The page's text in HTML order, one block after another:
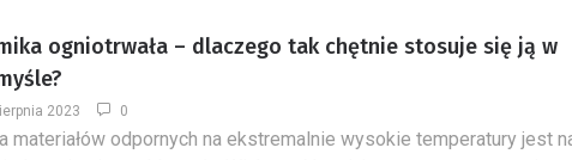
ogniotrwała – dlaczego tak chętnie stosuje się ją w
2023 0
materiałów odpornych na ekstremalnie wysokie temperatury jest
Ile kosztuje zrobienie kortu do
Niezbędnik